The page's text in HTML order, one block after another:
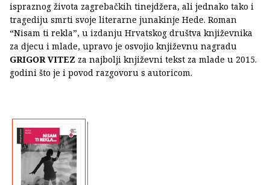
ispraznog života zagrebačkih tinejdžera, ali jednako tako i
tragediju smrti svoje literarne junakinje Hede. Roman
“Nisam ti rekla”, u izdanju Hrvatskog društva književnika
za djecu i mlade, upravo je osvojio književnu nagradu
GRIGOR VITEZ za najbolji književni tekst za mlade u 2015.
godini što je i povod razgovoru s autoricom.